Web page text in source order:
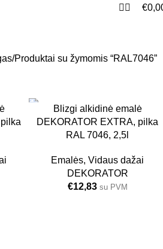
€
Produktai su žymomis “RAL7046”
6 VNT.
Blizgi alkidinė emalė
DEKORATOR EXTRA, pilka
RAL 7046, 2,5l
Emalės, Vidaus dažai
DEKORATOR
€12,83 su PVM